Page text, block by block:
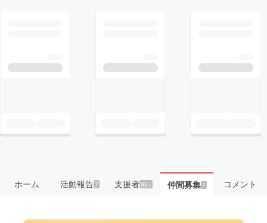
ホーム 活動報告7 支援者99+ 仲間募集 1 コメント